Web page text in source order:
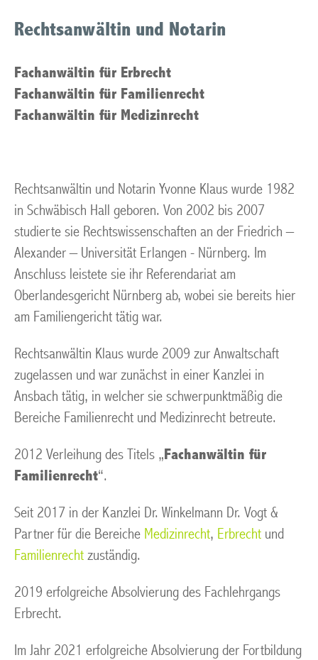
Rechtsanwältin und Notarin
Fachanwältin für Erbrecht
Fachanwältin für Familienrecht
Fachanwältin für Medizinrecht
Rechtsanwältin und Notarin Yvonne Klaus wurde 1982
in Schwäbisch Hall geboren. Von 2002 bis 2007
studierte sie Rechtswissenschaften an der Friedrich –
Alexander – Universität Erlangen - Nürnberg. Im
Anschluss leistete sie ihr Referendariat am
Oberlandesgericht Nürnberg ab, wobei sie bereits hier
am Familiengericht tätig war.
Rechtsanwältin Klaus wurde 2009 zur Anwaltschaft
zugelassen und war zunächst in einer Kanzlei in
Ansbach tätig, in welcher sie schwerpunktmäßig die
Bereiche Familienrecht und Medizinrecht betreute.
2012 Verleihung des Titels „Fachanwältin für
Familienrecht“.
Seit 2017 in der Kanzlei Dr. Winkelmann Dr. Vogt &
Partner für die Bereiche Medizinrecht, Erbrecht und
Familienrecht zuständig.
2019 erfolgreiche Absolvierung des Fachlehrgangs
Erbrecht.
Im Jahr 2021 erfolgreiche Absolvierung der Fortbildung